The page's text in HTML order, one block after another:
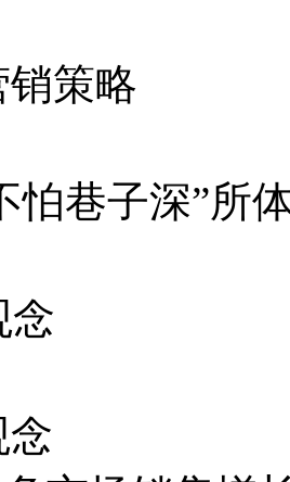
低营销
怕巷子深”所
产观
售观